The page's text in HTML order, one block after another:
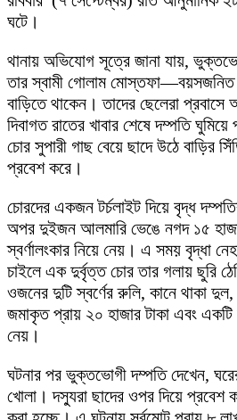
ঘটে।
থানায় অভিযোগ সূত্রে জানা যায়,
তার স্বামী গোলাম
বাড়িতে থাকেন। তাদের ছেলেরা
দিবাগত রাতের খাবার শেষে দম্পতি
চোর সুপারী গাছ বেয়ে ছাদে উঠে বাড়ির
প্রবেশ করে।
চোরদের একজন টর্চলাইট দিয়ে বৃদ্ধ
অপর দুইজন আলমারি ভেঙে নগদ ১৫
স্বর্ণালংকার নিয়ে নেয়। এ সময় বৃদ্ধা
চাইলে এক দুর্বৃত্ত চোর তার গলায় ছুরি
ওজনের দুটি স্বর্ণের রুলি, কানে থাকা
জমাকৃত প্রায় ২০ হাজার টাকা এবং একটি
নেয়।
ঘটনার পর ভুক্তভোগী দম্পতি দেখেন,
খোলা। দস্যুরা ছাদের ওপর দিয়ে প্রবেশ